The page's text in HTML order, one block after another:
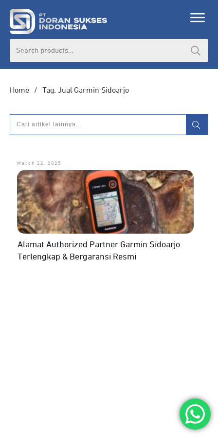
Home / Tag: Jual Garmin Sidoarjo
March 22, 2025
Alamat Authorized Partner Garmin Sidoarjo
Terlengkap & Bergaransi Resmi